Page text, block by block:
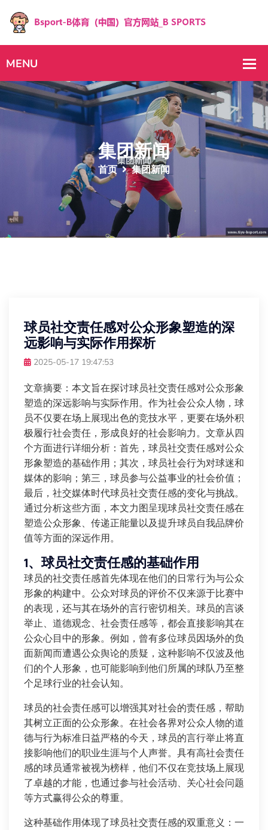
集团新闻
首页 集团新闻
球员社交责任感对公众形象塑造的深
远影响与实际作用探析
2025-05-17 19:47:53
文章摘要：本文旨在探讨球员社交责任感对公众形象
塑造的深远影响与实际作用。作为社会公众人物，球
员不仅要在场上展现出色的竞技水平，更要在场外积
极履行社会责任，形成良好的社会影响力。文章从四
个方面进行详细分析：首先，球员社交责任感对公众
形象塑造的基础作用；其次，球员社会行为对球迷和
媒体的影响；第三，球员参与公益事业的社会价值；
最后，社交媒体时代球员社交责任感的变化与挑战。
通过分析这些方面，本文力图呈现球员社交责任感在
塑造公众形象、传递正能量以及提升球员自我品牌价
值等方面的深远作用。
1、球员社交责任感的基础作用
球员的社交责任感首先体现在他们的日常行为与公众
形象的构建中。公众对球员的评价不仅来源于比赛中
的表现，还与其在场外的言行密切相关。球员的言谈
举止、道德观念、社会责任感等，都会直接影响其在
公众心目中的形象。例如，曾有多位球员因场外的负
面新闻而遭遇公众舆论的质疑，这种影响不仅波及他
们的个人形象，也可能影响到他们所属的球队乃至整
个足球行业的社会认知。
球员的社会责任感可以增强其对社会的责任感，帮助
其树立正面的公众形象。在社会各界对公众人物的道
德与行为标准日益严格的今天，球员的言行举止将直
接影响他们的职业生涯与个人声誉。具有高社会责任
感的球员通常被视为榜样，他们不仅在竞技场上展现
了卓越的才能，也通过参与社会活动、关心社会问题
等方式赢得公众的尊重。
这种基础作用体现了球员社交责任感的双重意义：一